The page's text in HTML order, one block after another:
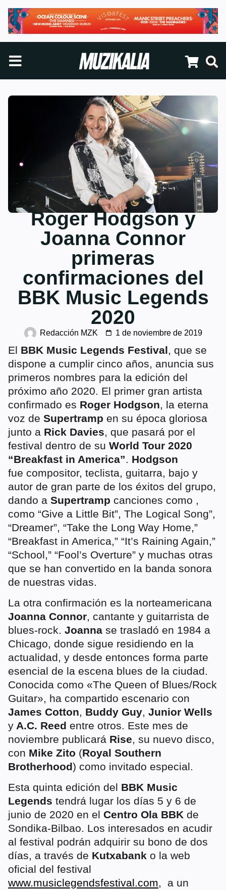
Roger Hodgson y
Joanna Connor
primeras
confirmaciones del
BBK Music Legends
2020
Redacción MZK 1 de noviembre de 2019
El BBK Music Legends Festival, que se
dispone a cumplir cinco años, anuncia sus
primeros nombres para la edición del
próximo año 2020. El primer gran artista
confirmado es Roger Hodgson, la eterna
voz de Supertramp en su época gloriosa
junto a Rick Davies, que pasará por el
festival dentro de su World Tour 2020
“Breakfast in America”. Hodgson
fue compositor, teclista, guitarra, bajo y
autor de gran parte de los éxitos del grupo,
dando a Supertramp canciones como ,
como “Give a Little Bit”, The Logical Song”,
“Dreamer”, “Take the Long Way Home,”
“Breakfast in America,” “It’s Raining Again,”
“School,” “Fool’s Overture” y muchas otras
que se han convertido en la banda sonora
de nuestras vidas.
La otra confirmación es la norteamericana
Joanna Connor, cantante y guitarrista de
blues-rock. Joanna se trasladó en 1984 a
Chicago, donde sigue residiendo en la
actualidad, y desde entonces forma parte
esencial de la escena blues de la ciudad.
Conocida como «The Queen of Blues/Rock
Guitar», ha compartido escenario con
James Cotton, Buddy Guy, Junior Wells
y A.C. Reed entre otros. Este mes de
noviembre publicará Rise, su nuevo disco,
con Mike Zito (Royal Southern
Brotherhood) como invitado especial.
Esta quinta edición del BBK Music
Legends tendrá lugar los días 5 y 6 de
junio de 2020 en el Centro Ola BBK de
Sondika-Bilbao. Los interesados en acudir
al festival podrán adquirir su bono de dos
días, a través de Kutxabank o la web
oficial del festival
www.musiclegendsfestival.com, a un